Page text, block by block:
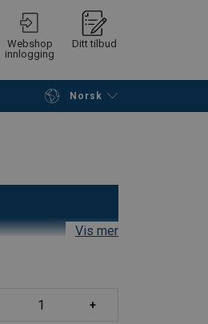
Webshop
innlogging
Ditt tilbud
Norsk
Be om tilbud
Vis mer